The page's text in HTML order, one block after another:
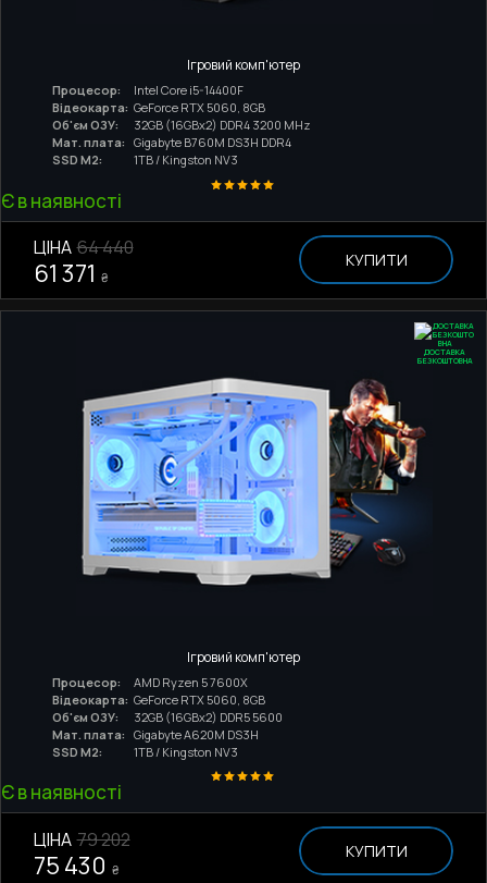
Ігровий комп'ютер
Процесор:
Intel Core i5-14400F
Відеокарта: GeForce RTX 5060, 8GB
Об'єм ОЗУ:
32GB (16GBx2) DDR4 3200 MHz
Мат. плата:
Gigabyte B760M DS3H DDR4
SSD M2:
1TB / Kingston NV3
Є в наявності
ЦІНА 64 440
61 371 ₴
КУПИТИ
ДОСТАВКА
БЕЗКОШТОВНА
Ігровий комп'ютер
Процесор:
AMD Ryzen 5 7600X
Відеокарта: GeForce RTX 5060, 8GB
Об'єм ОЗУ:
32GB (16GBx2) DDR5 5600
Мат. плата:
Gigabyte A620M DS3H
SSD M2:
1TB / Kingston NV3
Є в наявності
ЦІНА 79 202
75 430 ₴
КУПИТИ